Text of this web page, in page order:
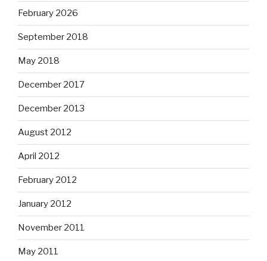
February 2026
September 2018
May 2018
December 2017
December 2013
August 2012
April 2012
February 2012
January 2012
November 2011
May 2011